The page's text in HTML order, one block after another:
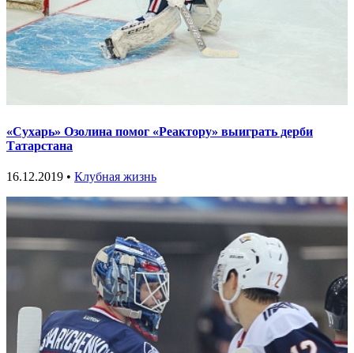
«Сухарь» Озолина помог «Реактору» выиграть дерби
Татарстана
16.12.2019 • Клубная жизнь